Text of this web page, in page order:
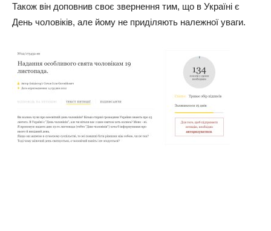
Також він доповнив своє звернення тим, що в Україні є
День чоловіків, але йому не приділяють належної уваги.